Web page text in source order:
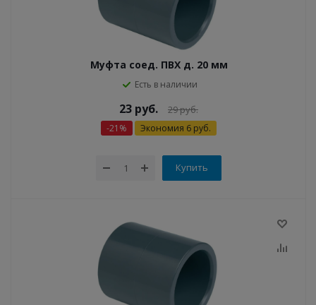
Муфта соед. ПВХ д. 20 мм
Есть в наличии
23 руб. 29руб.
-21 % Экономия 6 руб.
Купить